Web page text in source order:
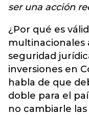
ser una acción
¿Por qué es
seguridad
inversiones en
habla de que
doble para el
no cambiarle